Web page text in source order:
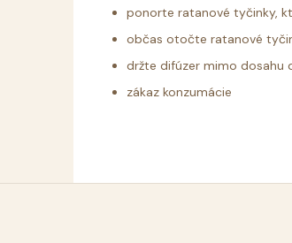
ponorte ratanové tyčinky,
občas otočte ratanové
držte difúzer mimo dosahu
zákaz konzumácie